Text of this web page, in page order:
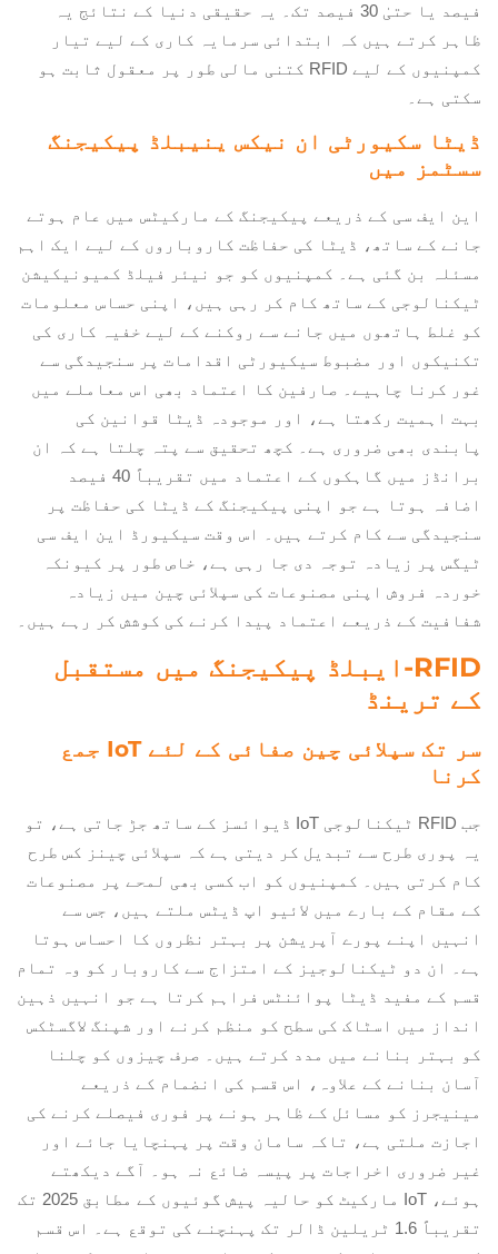
فیصد یا حتیٰ 30 فیصد تک۔ یہ حقیقی دنیا کے نتائج یہ
ظاہر کرتے ہیں کہ ابتدائی سرمایہ کاری کے لیے تیار
کمپنیوں کے لیے RFID کتنی مالی طور پر معقول ثابت ہو
سکتی ہے۔
ڈیٹا سکیورٹی ان نیکس ینیبلڈ پیکیجنگ
سسٹمز میں
این ایف سی کے ذریعے پیکیجنگ کے مارکیٹس میں عام ہوتے
جانے کے ساتھ، ڈیٹا کی حفاظت کاروباروں کے لیے ایک اہم
مسئلہ بن گئی ہے۔ کمپنیوں کو جو نیئر فیلڈ کمیونیکیشن
ٹیکنالوجی کے ساتھ کام کر رہی ہیں، اپنی حساس معلومات
کو غلط ہاتھوں میں جانے سے روکنے کے لیے خفیہ کاری کی
تکنیکوں اور مضبوط سیکیورٹی اقدامات پر سنجیدگی سے
غور کرنا چاہیے۔ صارفین کا اعتماد بھی اس معاملے میں
بہت اہمیت رکھتا ہے، اور موجودہ ڈیٹا قوانین کی
پابندی بھی ضروری ہے۔ کچھ تحقیق سے پتہ چلتا ہے کہ ان
برانڈز میں گاہکوں کے اعتماد میں تقریباً 40 فیصد
اضافہ ہوتا ہے جو اپنی پیکیجنگ کے ڈیٹا کی حفاظت پر
سنجیدگی سے کام کرتے ہیں۔ اس وقت سیکیورڈ این ایف سی
ٹیگس پر زیادہ توجہ دی جا رہی ہے، خاص طور پر کیونکہ
خوردہ فروش اپنی مصنوعات کی سپلائی چین میں زیادہ
شفافیت کے ذریعے اعتماد پیدا کرنے کی کوشش کر رہے ہیں۔
RFID-ایبلڈ پیکیجنگ میں مستقبل
کے ترینڈ
سر تک سپلائی چین صفائی کے لئے IoT جمع
کرنا
جب RFID ٹیکنالوجی IoT ڈیوائسز کے ساتھ جڑ جاتی ہے، تو
یہ پوری طرح سے تبدیل کر دیتی ہے کہ سپلائی چینز کس طرح
کام کرتی ہیں۔ کمپنیوں کو اب کسی بھی لمحے پر مصنوعات
کے مقام کے بارے میں لائیو اپ ڈیٹس ملتے ہیں، جس سے
انہیں اپنے پورے آپریشن پر بہتر نظروں کا احساس ہوتا
ہے۔ ان دو ٹیکنالوجیز کے امتزاج سے کاروبار کو وہ تمام
قسم کے مفید ڈیٹا پوائنٹس فراہم کرتا ہے جو انہیں ذہین
انداز میں اسٹاک کی سطح کو منظم کرنے اور شپنگ لاگسٹکس
کو بہتر بنانے میں مدد کرتے ہیں۔ صرف چیزوں کو چلنا
آسان بنانے کے علاوہ، اس قسم کی انضمام کے ذریعے
مینیجرز کو مسائل کے ظاہر ہونے پر فوری فیصلے کرنے کی
اجازت ملتی ہے، تاکہ سامان وقت پر پہنچایا جائے اور
غیر ضروری اخراجات پر پیسہ ضائع نہ ہو۔ آگے دیکھتے
ہوئے، IoT مارکیٹ کو حالیہ پیش گوئیوں کے مطابق 2025 تک
تقریباً 1.6 ٹریلین ڈالر تک پہنچنے کی توقع ہے۔ اس قسم